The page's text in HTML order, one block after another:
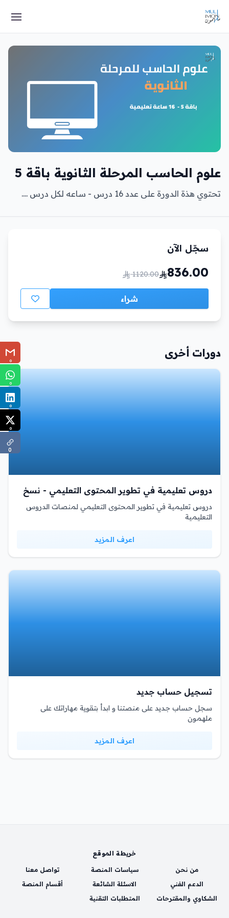
علوم الحاسب المرحلة الثانوية باقة 5
تحتوي هذة الدورة على عدد 16 درس - ساعه لكل درس ....
سجّل الآن
836.00
1120.00
شراء
دورات أخرى
دروس تعليمية في تطوير المحتوى التعليمي - نسخ
دروس تعليمية في تطوير المحتوى التعليمي لمنصات الدروس
التعليمية
اعرف المزيد
تسجيل حساب جديد
سجل حساب جديد على منصتنا و ابدأ بتقوية مهاراتك على
ملهمون
اعرف المزيد
خريطة الموقع
من نحن سياسات المنصة
تواصل معنا
الدعم الفني
الاسئلة الشائعة
أقسام المنصة
الشكاوي والمقترحات
المتطلبات التقنية
0
0
0
0
0